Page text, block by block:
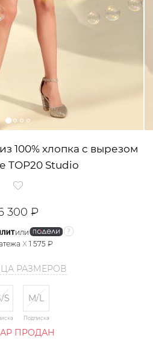
100% хлопка с вырезом
TOP20 Studio
300 ₽
или
X 1 575 ₽
РАЗМЕРОВ
S M/L
Подписка
ПРОДАН